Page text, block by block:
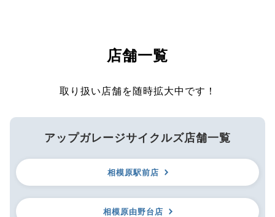
店舗一覧
取り扱い店舗を随時拡大中です！
アップガレージサイクルズ店舗一覧
相模原駅前店
相模原由野台店